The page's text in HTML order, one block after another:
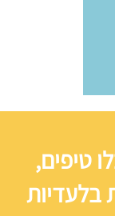
טיפים,
בלעדיות